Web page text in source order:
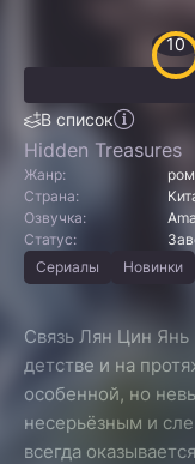
10
В список
Hidden Treasures
Жанр:
Страна:
Озвучка:
Статус:
Сериалы
Новинки
Связь Лян Цин
детстве и на
особенной, но
несерьёзным и
всегда